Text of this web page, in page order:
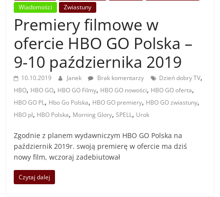
Wiadomości
Zwiastuny
Premiery filmowe w
ofercie HBO GO Polska –
9-10 października 2019
10.10.2019 Janek Brak komentarzy Dzień dobry TV,
HBO, HBO GO, HBO GO Filmy, HBO GO nowości, HBO GO oferta,
HBO GO PL, Hbo Go Polska, HBO GO premiery, HBO GO zwiastuny,
HBO pl, HBO Polska, Morning Glory,SPELL, Urok
Zgodnie z planem wydawniczym HBO GO Polska na
październik 2019r. swoją premierę w ofercie ma dziś
nowy film, wczoraj zadebiutował
Czytaj dalej